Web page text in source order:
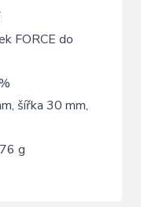
FORCE do
šířka 30 mm,
g